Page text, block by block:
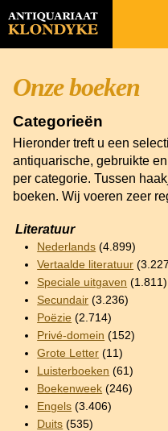
Onze boeken
Categorieën
Hieronder treft u een
antiquarische, gebruikte
per categorie. Tussen
boeken. Wij voeren zeer
Literatuur
Nederlands (4.899)
Vertaalde literatuur
Speciale uitgaven (1.811)
Secundair (3.236)
Poëzie (2.714)
Privé-domein (152)
Grote Letter (11)
Luisterboeken (61)
Boekenweek (246)
Engels (3.406)
Duits (535)